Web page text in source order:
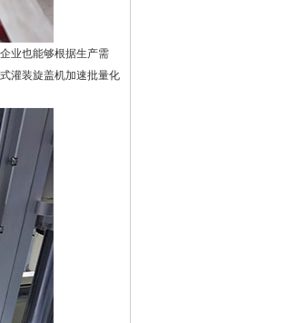
业也能够根据生产需
灌装旋盖机加速批量化